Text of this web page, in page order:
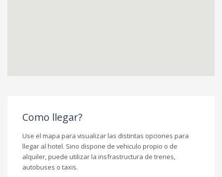
Como llegar?
Use el mapa para visualizar las distintas opciones para
llegar al hotel. Sino dispone de vehiculo propio o de
alquiler, puede utilizar la insfrastructura de trenes,
autobuses o taxis.